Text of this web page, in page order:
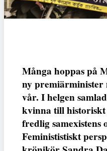
Många hoppas på
ny
vår. I helgen
kvinna till
fredlig samexistens
Feminististiskt